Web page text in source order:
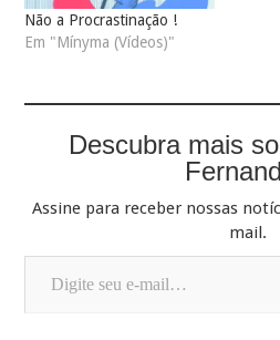
Não a Procrastinação !
Em "Mínyma (Vídeos)"
Descubra mais
Assine para receber nossas
mail.
Digite seu e-mail…